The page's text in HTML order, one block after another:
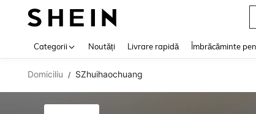
Categorii Noutăți Livrare rapidă Îmbrăcăminte
Domiciliu / SZhuihaochuang